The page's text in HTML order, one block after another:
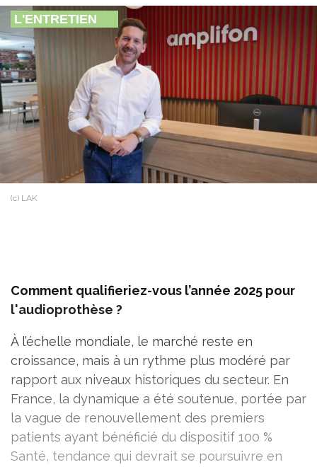
L'ENTRETIEN
(c) LAK
Comment qualifieriez-vous l’année 2025 pour
l'audioprothèse ?
À l’échelle mondiale, le marché reste en
croissance, mais à un rythme plus modéré par
rapport aux niveaux historiques du secteur. En
France, la dynamique a été soutenue, portée par
la vague de renouvellement des premiers
patients ayant bénéficié du dispositif 100 %
Santé, tendance qui devrait se poursuivre en